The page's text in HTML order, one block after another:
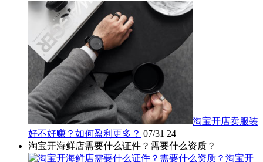
淘宝开店卖服装
好不好赚？如何盈利更多？ 07/31 24
淘宝开海鲜店需要什么证件？需要什么资质？
淘宝开